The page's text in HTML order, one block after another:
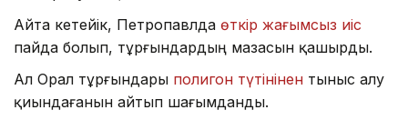
Айта кетейік, Петропавлда өткір жағымсыз иіс
пайда болып, тұрғындардың мазасын қашырды.
Ал Орал тұрғындары полигон түтінінен тыныс алу
қиындағанын айтып шағымданды.